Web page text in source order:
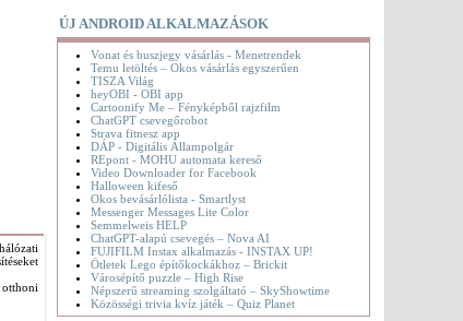
ÚJ ANDROID ALKALMAZÁSOK
Vonat és buszjegy vásárlás - Menetrendek
Temu letöltés – Okos vásárlás egyszerűen
TISZA Világ
heyOBI - OBI app
Cartoonify Me – Fényképből rajzfilm
ChatGPT csevegőrobot
Strava fitnesz app
DÁP - Digitális Állampolgár
REpont - MOHU automata kereső
Video Downloader for Facebook
Halloween kifeső
Okos bevásárlólista - Smartlyst
Messenger Messages Lite Color
Semmelweis HELP
ChatGPT-alapú csevegés – Nova AI
FUJIFILM Instax alkalmazás - INSTAX UP!
Ötletek Lego építőkockákhoz – Brickit
Városépítő puzzle – High Rise
Népszerű streaming szolgáltató – SkyShowtime
Közösségi trivia kvíz játék – Quiz Planet